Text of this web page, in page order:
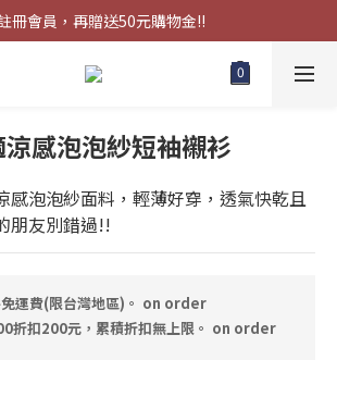
滿2200折扣200元，累積折扣無上限。
冊會員，再贈送50元購物金!!
滿2200折扣200元，累積折扣無上限。
感泡泡紗短袖襯衫
感泡泡紗面料，輕薄好穿，透氣快乾且
朋友別錯過!!
運費(限台灣地區)。 on order
折扣200元，累積折扣無上限。 on order